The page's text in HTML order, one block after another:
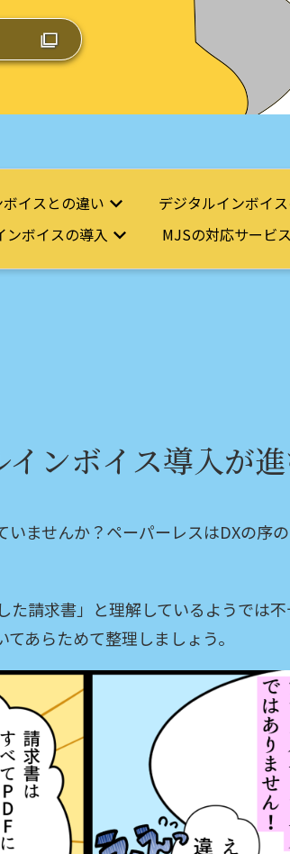
イスとの違い
デジタルインボイ
ンボイスの導入 MJSの対応サービ
ンボイス導入が
ませんか？ペーパーレスはDXの序
請求書」と理解しているようでは
あらためて整理しましょう。